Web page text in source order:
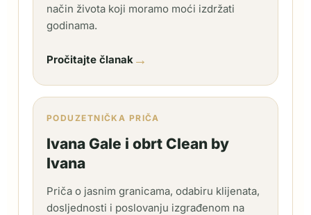
način života koji moramo moći izdržati
godinama.
Pročitajte članak →
PODUZETNIČKA PRIČA
Ivana Gale i obrt Clean by
Ivana
Priča o jasnim granicama, odabiru klijenata,
dosljednosti i poslovanju izgrađenom na